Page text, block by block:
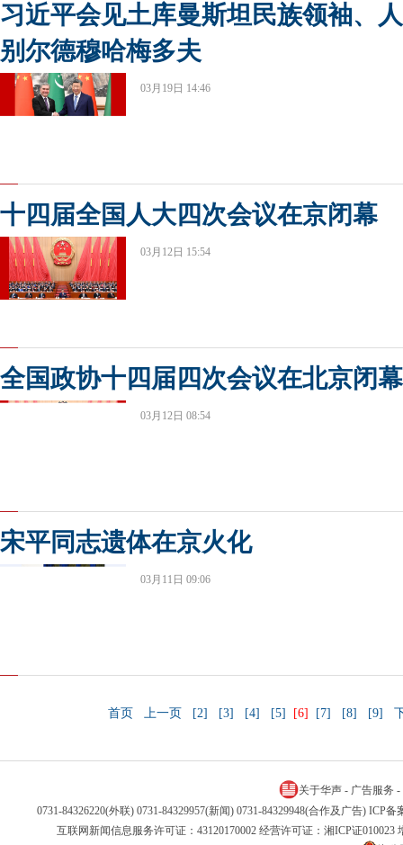
习近平会见土库曼斯坦民族领袖、
别尔德穆哈梅多夫
03月19日 14:46
十四届全国人大四次会议在京闭幕
03月12日 15:54
全国政协十四届四次会议在北京闭幕
03月12日 08:54
宋平同志遗体在京火化
03月11日 09:06
首页 上一页 [2] [3] [4] [5] [6] [7] [8] [9]
关于华声 - 广告服务 -
0731-84326220(外联) 0731-84329957(新闻) 0731-84329948(合作及广告) ICP备
互联网新闻信息服务许可证：43120170002 经营许可证：湘ICP证